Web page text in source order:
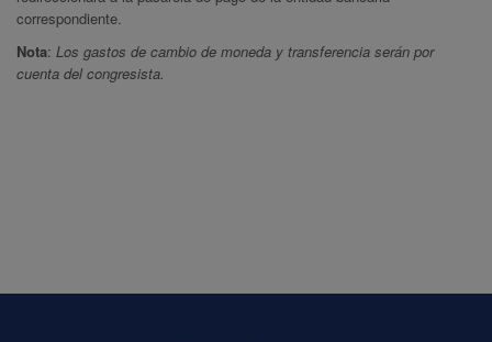
correspondiente.
Nota: Los gastos de cambio de moneda y transferencia serán por
cuenta del congresista.